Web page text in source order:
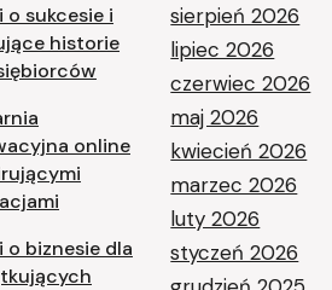
o sukcesie i
historie
online
o biznesie dla
sierpień 2026
lipiec 2026
czerwiec 2026
maj 2026
kwiecień 2026
marzec 2026
luty 2026
styczeń 2026